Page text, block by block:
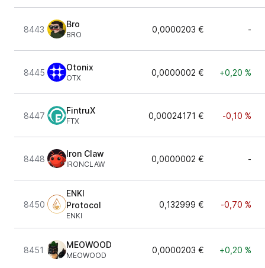
8443
Bro
BRO
0,0000203 € -
8445
Otonix
OTX
0,0000002 € +0,20 %
8447
FintruX
FTX
0,00024171 € -0,10 %
8448
Iron Claw
IRONCLAW
0,0000002 € -
8450
ENKI
Protocol
ENKI
0,132999 € -0,70 %
8451
MEOWOOD
MEOWOOD
0,0000203 € +0,20 %